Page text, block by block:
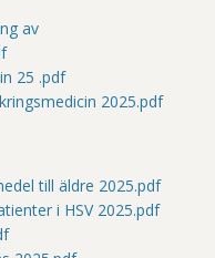
av
25 .pdf
2025.pdf
till äldre 2025.pdf
i HSV 2025.pdf